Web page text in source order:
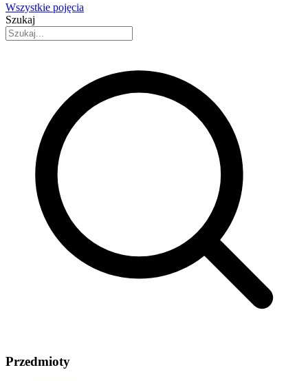
Wszystkie pojęcia
Szukaj
Przedmioty